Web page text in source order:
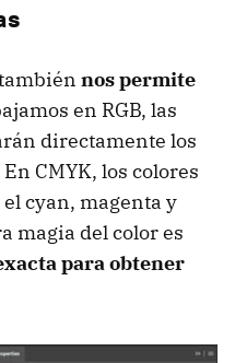
nos permite
en RGB, las
directamente los
CMYK, los colores
cyan, magenta y
magia del color es
para obtener